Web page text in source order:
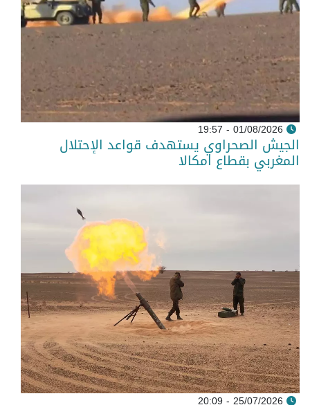
01/08/2026 - 19:57
الجيش الصحراوي يستهدف قواعد الإحتلال
المغربي بقطاع امكالا
25/07/2026 - 20:09